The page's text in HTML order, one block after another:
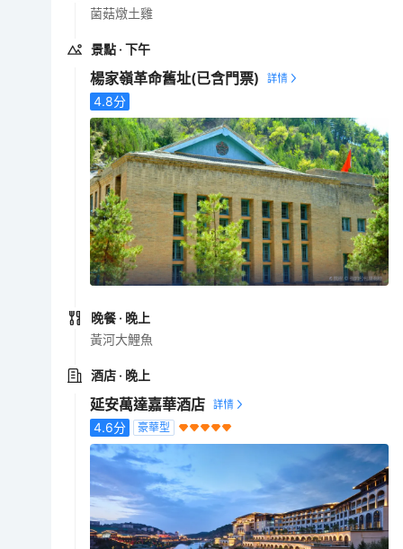
菌菇燉土雞
景點 · 下午
楊家嶺革命舊址(已含門票)
4.8分
晚餐 · 晚上
黃河大鯉魚
酒店 · 晚上
延安萬達嘉華酒店
4.6分 豪華型